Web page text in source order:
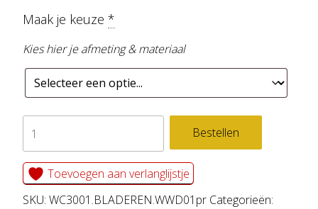
Maak je keuze *
Kies hier je afmeting & materiaal
wandcirkel
BLADEREN
aantal
Bestellen
Toevoegen aan verlanglijstje
SKU: WC3001.BLADEREN.WWD01pr Categorieën: